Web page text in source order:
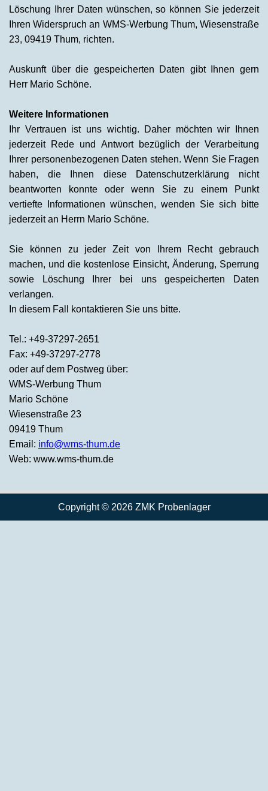
Löschung Ihrer Daten wünschen, so können Sie jederzeit
Ihren Widerspruch an WMS-Werbung Thum, Wiesenstraße
23, 09419 Thum, richten.
Auskunft über die gespeicherten Daten gibt Ihnen gern
Herr Mario Schöne.
Weitere Informationen
Ihr Vertrauen ist uns wichtig. Daher möchten wir Ihnen
jederzeit Rede und Antwort bezüglich der Verarbeitung
Ihrer personenbezogenen Daten stehen. Wenn Sie Fragen
haben, die Ihnen diese Datenschutzerklärung nicht
beantworten konnte oder wenn Sie zu einem Punkt
vertiefte Informationen wünschen, wenden Sie sich bitte
jederzeit an Herrn Mario Schöne.
Sie können zu jeder Zeit von Ihrem Recht gebrauch
machen, und die kostenlose Einsicht, Änderung, Sperrung
sowie Löschung Ihrer bei uns gespeicherten Daten
verlangen.
In diesem Fall kontaktieren Sie uns bitte.
Tel.: +49-37297-2651
Fax: +49-37297-2778
oder auf dem Postweg über:
WMS-Werbung Thum
Mario Schöne
Wiesenstraße 23
09419 Thum
Email: info@wms-thum.de
Web: www.wms-thum.de
Copyright © 2026 ZMK Probenlager